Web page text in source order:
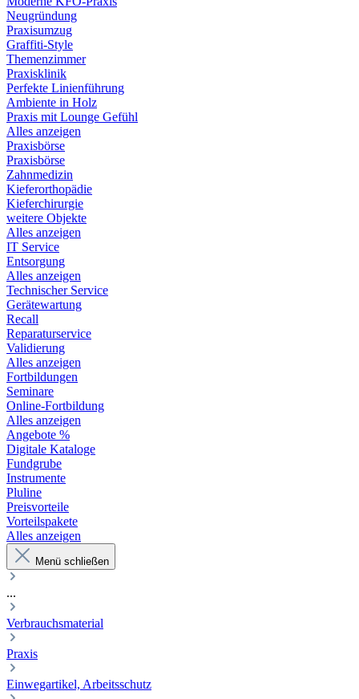
Neugründung
Praxisumzug
Graffiti-Style
Themenzimmer
Praxisklinik
Perfekte Linienführung
Ambiente in Holz
Praxis mit Lounge Gefühl
Alles anzeigen
Praxisbörse
Praxisbörse
Zahnmedizin
Kieferorthopädie
Kieferchirurgie
weitere Objekte
Alles anzeigen
IT Service
Entsorgung
Alles anzeigen
Technischer Service
Gerätewartung
Recall
Reparaturservice
Validierung
Alles anzeigen
Fortbildungen
Seminare
Online-Fortbildung
Alles anzeigen
Angebote %
Digitale Kataloge
Fundgrube
Instrumente
Pluline
Preisvorteile
Vorteilspakete
Alles anzeigen
Menü schließen
...
Verbrauchsmaterial
Praxis
Einwegartikel, Arbeitsschutz